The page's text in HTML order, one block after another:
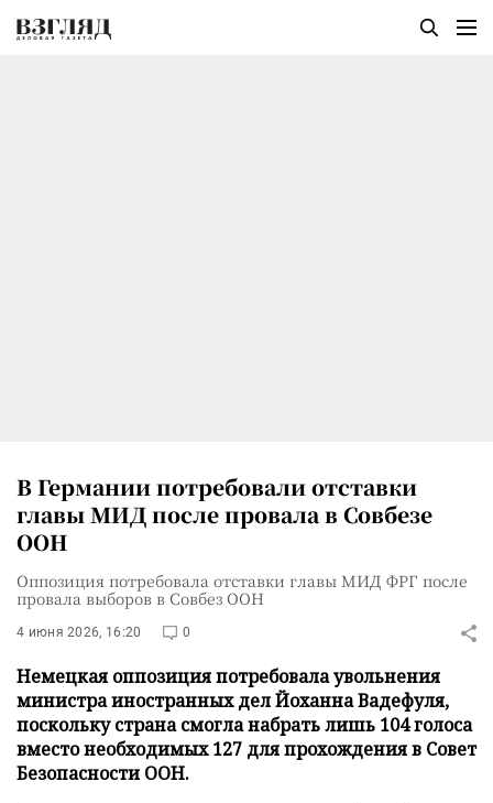
В Германии потребовали отставки
главы МИД после провала в Совбезе
ООН
Оппозиция потребовала отставки главы МИД ФРГ после
провала выборов в Совбез ООН
4 июня 2026, 16:20 0
Немецкая оппозиция потребовала увольнения
министра иностранных дел Йоханна Вадефуля,
поскольку страна смогла набрать лишь 104 голоса
вместо необходимых 127 для прохождения в Совет
Безопасности ООН.